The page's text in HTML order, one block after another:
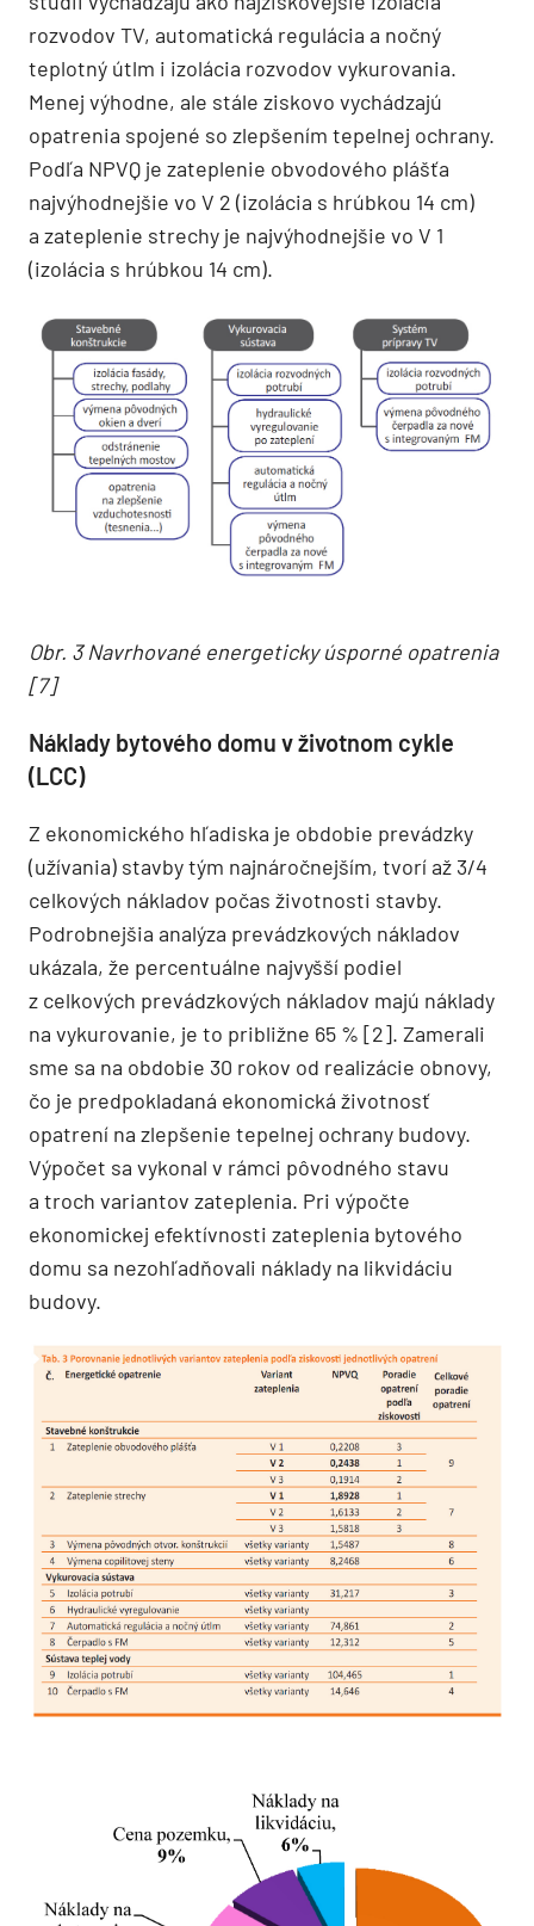
rozvodov TV, automatická regulácia a nočný
teplotný útlm i izolácia rozvodov vykurovania.
Menej výhodne, ale stále ziskovo vychádzajú
opatrenia spojené so zlepšením tepelnej ochrany.
Podľa NPVQ je zateplenie obvodového plášťa
najvýhodnejšie vo V 2 (izolácia s hrúbkou 14 cm)
a zateplenie strechy je najvýhodnejšie vo V 1
(izolácia s hrúbkou 14 cm).
Obr. 3 Navrhované energeticky úsporné opatrenia
[7]
Náklady bytového domu v životnom cykle
(LCC)
Z ekonomického hľadiska je obdobie prevádzky
(užívania) stavby tým najnáročnejším, tvorí až 3/4
celkových nákladov počas životnosti stavby.
Podrobnejšia analýza prevádzkových nákladov
ukázala, že percentuálne najvyšší podiel
z celkových prevádzkových nákladov majú náklady
na vykurovanie, je to približne 65 % [2]. Zamerali
sme sa na obdobie 30 rokov od realizácie obnovy,
čo je predpokladaná ekonomická životnosť
opatrení na zlepšenie tepelnej ochrany budovy.
Výpočet sa vykonal v rámci pôvodného stavu
a troch variantov zateplenia. Pri výpočte
ekonomickej efektívnosti zateplenia bytového
domu sa nezohľadňovali náklady na likvidáciu
budovy.